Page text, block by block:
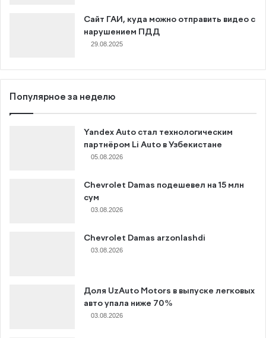
Сайт ГАИ, куда можно отправить видео с
нарушением ПДД
29.08.2025
Популярное за неделю
Yandex Auto стал технологическим
партнёром Li Auto в Узбекистане
05.08.2026
Chevrolet Damas подешевел на 15 млн
сум
03.08.2026
Chevrolet Damas arzonlashdi
03.08.2026
Доля UzAuto Motors в выпуске легковых
авто упала ниже 70%
03.08.2026